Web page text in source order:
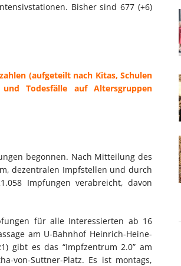
Bisher sind 677 (+6)
(aufgeteilt nach Kitas, Schulen
Todesfälle auf Altersgruppen
begonnen. Nach Mitteilung des
dezentralen Impfstellen und durch
Impfungen verabreicht, davon
für alle Interessierten ab 16
am U-Bahnhof Heinrich-Heine-
gibt es das “Impfzentrum 2.0” am
von-Suttner-Platz. Es ist montags,